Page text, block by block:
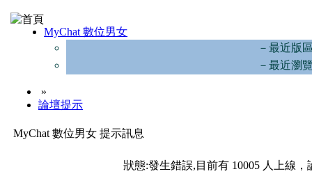
MyChat 數位男女
－最近版
－最近瀏
»
論壇提示
MyChat 數位男女 提示訊息
狀態:發生錯誤,目前有 10005 人上線